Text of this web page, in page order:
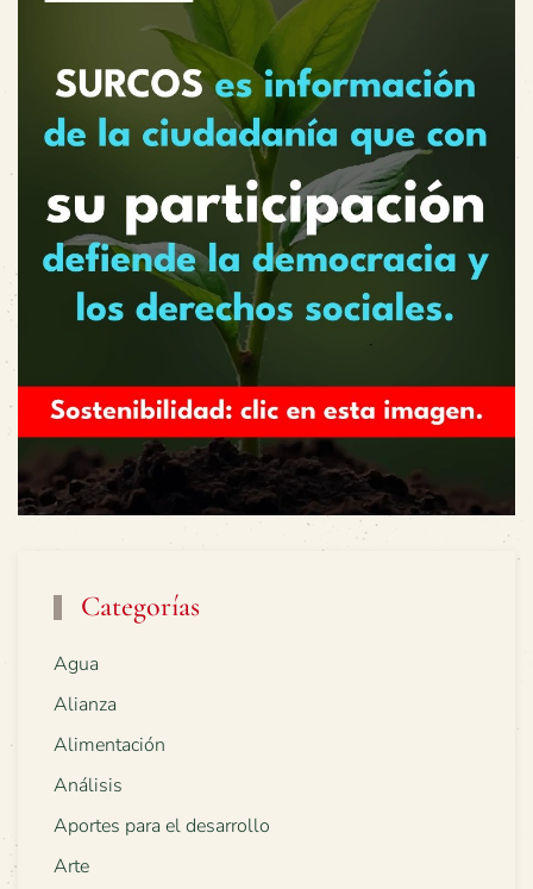
Categorías
Agua
Alianza
Alimentación
Análisis
Aportes para el desarrollo
Arte